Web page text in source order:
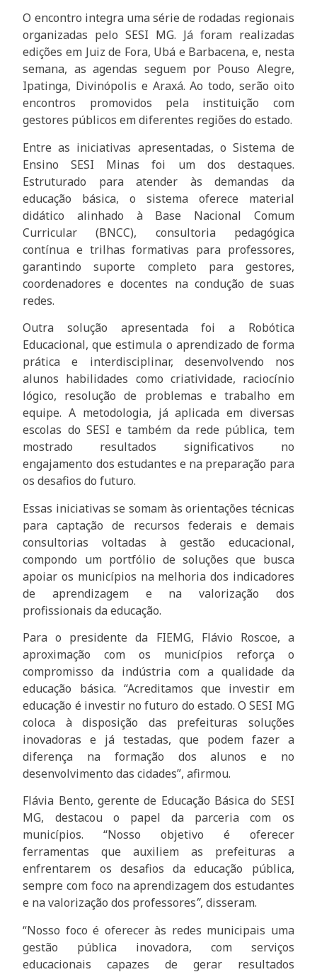
O encontro integra uma série de rodadas regionais
organizadas pelo SESI MG. Já foram realizadas
edições em Juiz de Fora, Ubá e Barbacena, e, nesta
semana, as agendas seguem por Pouso Alegre,
Ipatinga, Divinópolis e Araxá. Ao todo, serão oito
encontros promovidos pela instituição com
gestores públicos em diferentes regiões do estado.
Entre as iniciativas apresentadas, o Sistema de
Ensino SESI Minas foi um dos destaques.
Estruturado para atender às demandas da
educação básica, o sistema oferece material
didático alinhado à Base Nacional Comum
Curricular (BNCC), consultoria pedagógica
contínua e trilhas formativas para professores,
garantindo suporte completo para gestores,
coordenadores e docentes na condução de suas
redes.
Outra solução apresentada foi a Robótica
Educacional, que estimula o aprendizado de forma
prática e interdisciplinar, desenvolvendo nos
alunos habilidades como criatividade, raciocínio
lógico, resolução de problemas e trabalho em
equipe. A metodologia, já aplicada em diversas
escolas do SESI e também da rede pública, tem
mostrado resultados significativos no
engajamento dos estudantes e na preparação para
os desafios do futuro.
Essas iniciativas se somam às orientações técnicas
para captação de recursos federais e demais
consultorias voltadas à gestão educacional,
compondo um portfólio de soluções que busca
apoiar os municípios na melhoria dos indicadores
de aprendizagem e na valorização dos
profissionais da educação.
Para o presidente da FIEMG, Flávio Roscoe, a
aproximação com os municípios reforça o
compromisso da indústria com a qualidade da
educação básica. “Acreditamos que investir em
educação é investir no futuro do estado. O SESI MG
coloca à disposição das prefeituras soluções
inovadoras e já testadas, que podem fazer a
diferença na formação dos alunos e no
desenvolvimento das cidades”, afirmou.
Flávia Bento, gerente de Educação Básica do SESI
MG, destacou o papel da parceria com os
municípios. “Nosso objetivo é oferecer
ferramentas que auxiliem as prefeituras a
enfrentarem os desafios da educação pública,
sempre com foco na aprendizagem dos estudantes
e na valorização dos professores”, disseram.
“Nosso foco é oferecer às redes municipais uma
gestão pública inovadora, com serviços
educacionais capazes de gerar resultados